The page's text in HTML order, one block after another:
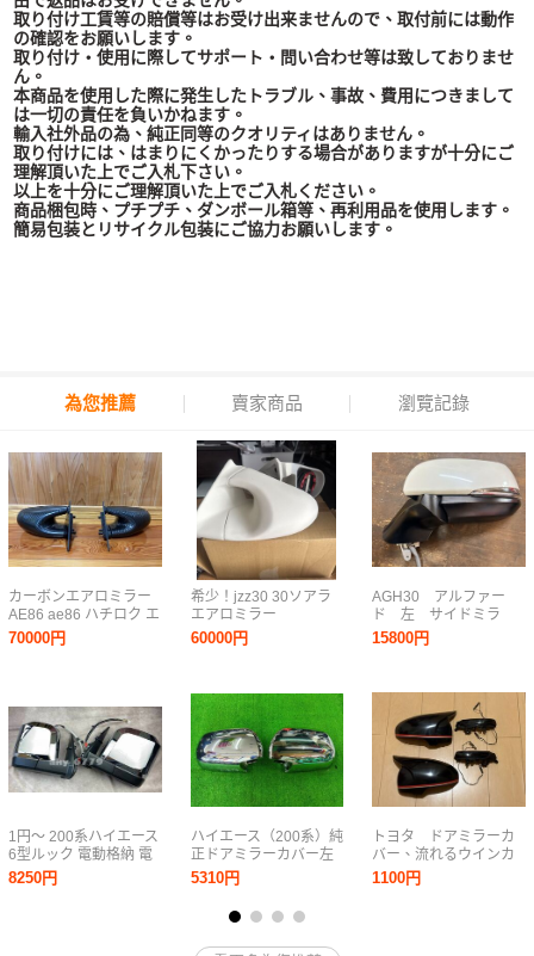
取り付け工賃等の賠償等はお受け出来ませんので、取付前には動作
の確認をお願いします。
取り付け・使用に際してサポート・問い合わせ等は致しておりませ
ん。
本商品を使用した際に発生したトラブル、事故、費用につきまして
は一切の責任を負いかねます。
輸入社外品の為、純正同等のクオリティはありません。
取り付けには、はまりにくかったりする場合がありますが十分にご
理解頂いた上でご入札下さい。
以上を十分にご理解頂いた上でご入札ください。
商品梱包時、プチプチ、ダンボール箱等、再利用品を使用します。
簡易包装とリサイクル包装にご協力お願いします。
為您推薦 賣家商品 瀏覽記錄
カーボンエアロミラー
AE86 ae86 ハチロク エ
アロミラー トレノ レビ
ン トヨタ 純正 新品 当
70000円
1円～ 200系ハイエース
6型ルック 電動格納 電
動ミラー調整 ドアミラ
ー メッキ 左右セット
8250円
希少！jzz30 30ソアラ
エアロミラー
60000円
ハイエース（200系）純
正ドアミラーカバー左
右 上尾
5310円
AGH30 アルファー
ド 左 サイドミラ
ー 純正 パール
15800円
トヨタ ドアミラーカ
バー、流れるウインカ
ー（交換タイプ）iQ マ
ークX プリウスなど
1100円